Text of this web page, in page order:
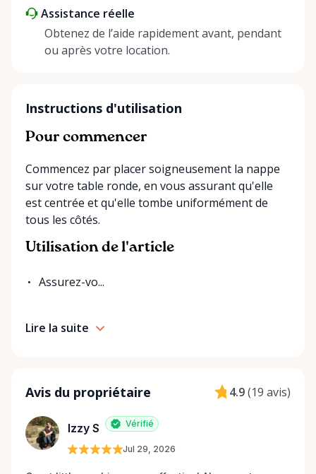
Assistance réelle
Obtenez de l’aide rapidement avant, pendant
ou après votre location.
Instructions d'utilisation
Pour commencer
Commencez par placer soigneusement la nappe
sur votre table ronde, en vous assurant qu'elle
est centrée et qu'elle tombe uniformément de
tous les côtés.
Utilisation de l'article
Assurez-vo...
Lire la suite
Avis du propriétaire 4.9(19 avis)
Izzy S Vérifié
Jul 29, 2026